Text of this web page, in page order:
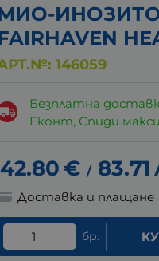
146059
Безплатна
Еконт, Спиди
42.80€ / 83.71
Доставка и плащане
бр.